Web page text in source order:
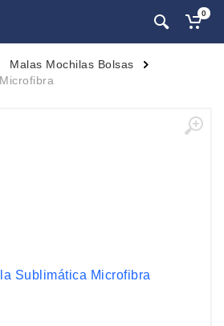
0
Malas Mochilas Bolsas